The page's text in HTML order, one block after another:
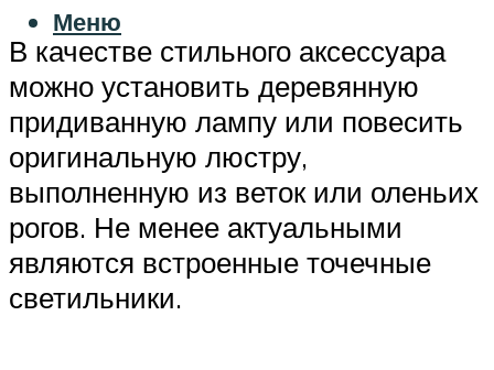
Меню
В качестве стильного аксессуара
можно установить деревянную
придиванную лампу или повесить
оригинальную люстру,
выполненную из веток или оленьих
рогов. Не менее актуальными
являются встроенные точечные
светильники.